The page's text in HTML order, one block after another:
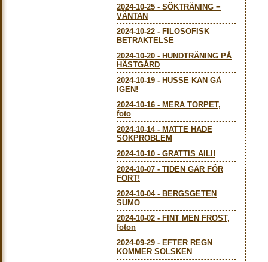
2024-10-25 - SÖKTRÄNING =
VÄNTAN
2024-10-22 - FILOSOFISK
BETRAKTELSE
2024-10-20 - HUNDTRÄNING PÅ
HÄSTGÅRD
2024-10-19 - HUSSE KAN GÅ
IGEN!
2024-10-16 - MERA TORPET,
foto
2024-10-14- MATTE HADE
SÖKPROBLEM
2024-10-10 - GRATTIS AILI!
2024-10-07 - TIDEN GÅR FÖR
FORT!
2024-10-04- BERGSGETEN
SUMO
2024-10-02 - FINT MEN FROST,
foton
2024-09-29 - EFTER REGN
KOMMER SOLSKEN